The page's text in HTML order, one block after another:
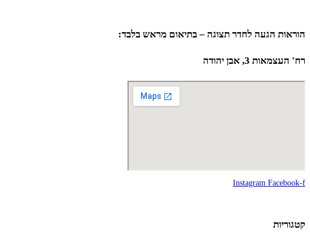
הוראות הגעה לחדר תצוגה – בתיאום מראש בלבד:
רח' העצמאות 3, אבן יהודה
Instagram Facebook-f
קטגוריות